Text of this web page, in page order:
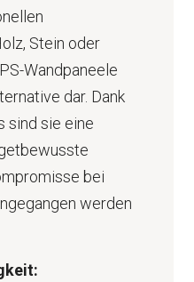
Stein oder
Wandpaneele
dar. Dank
sind sie eine
bei
werden